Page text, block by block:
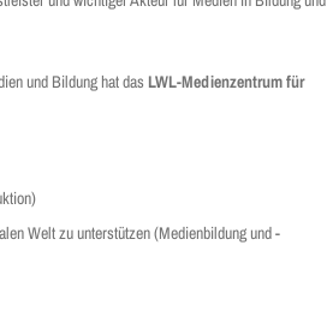
und Bildung hat das LWL-Medienzentrum für
Welt zu unterstützen (Medienbildung und -